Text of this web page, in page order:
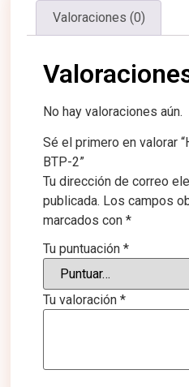
Valoraciones (0)
No hay valoraciones aún.
Sé el primero en valorar
BTP-2”
Tu dirección de correo
publicada. Los campos
marcados con*
Tu puntuación*
Tu valoración*